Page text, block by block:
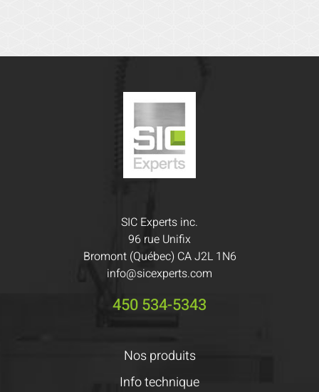
SIC Experts inc.
96 rue Unifix
Bromont (Québec) CA J2L 1N6
info@sicexperts.com
450 534-5343
Nos produits
Info technique